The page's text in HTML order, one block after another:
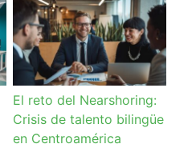
El reto del Nearshoring:
Crisis de talento bilingüe
en Centroamérica